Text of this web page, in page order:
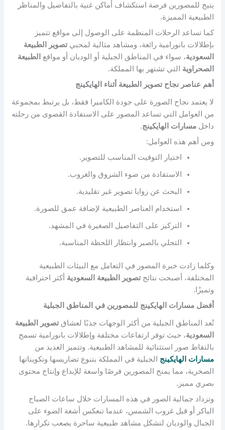
يتيح للمصورين فرصة استكشاف أماكن غنية بالتفاصيل والمناظر
الطبيعية المميزة.
كما تساعد الرحلات المنظمة على الوصول إلى مواقع تتميز
بإطلالات بانورامية رائعة، ومشاهد مثالية لمحبيتصوير الطبيعة
السعودية، سواء في المناطق الجبلية أو الوديان أو مواقع
الطبيعة
الصحراوية التي تشتهر بها المملكة.
أهم عناصر نجاح تصوير الطبيعة أثناء الهايكينج
لا يعتمد نجاح الصورة على جودة الكاميرا فقط، بل يرتبط بمجموعة
من العوامل التي تساعد المصور على الاستفادة القصوى من رحلته
داخلمسارات الهايكينج.
ومن أهم هذه العوامل:
اختيار التوقيت المناسب للتصوير.
الاستفادة من ضوء الشروق والغروب.
البحث عن زوايا تصوير غير تقليدية.
استخدام العناصر الطبيعية لإضافة عمق للصورة.
التركيز على التفاصيل الصغيرة في المشهد.
التحلي بالصبر وانتظار اللحظة المناسبة.
وكلما زادت خبرة المصور في التعامل مع البيئات الطبيعية
المختلفة، أصبحت نتائجتصوير الطبيعة السعودية أكثر احترافية
وتميزًا.
أفضل مسارات الهايكينج للمصورين في المناطق الجبلية
تُعد المناطق الجبلية من أكثر الوجهات جذبًا لعشاقتصوير الطبيعة
السعودية، حيث توفر ارتفاعات مختلفة وإطلالات بانورامية تسمح
بالتقاط صور استثنائية للمشاهد الطبيعية. وتتميز العديد من
مسارات الهايكينج الجبلية في المملكة بتنوع تضاريسها وتكويناتها
الصخرية، مما يمنح المصورين فرصًا واسعة للإبداع وإنتاج محتوى
بصري مميز.
وتزداد جمالية الصور في هذه المسارات خلال ساعات الصباح
الباكر أو قبل غروب الشمس، عندما تنعكس أشعة الضوء على
الجبال والوديان لتشكل مشاهد طبيعية ساحرة يصعب تكرارها.